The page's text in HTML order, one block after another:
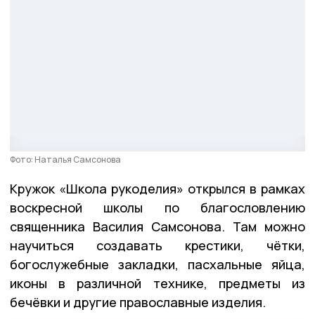
Фото: Наталья Самсонова
Кружок «Школа рукоделия» открылся в рамках
воскресной школы по благословлению
священника Василия Самсонова. Там можно
научиться создавать крестики, чётки,
богослужебные закладки, пасхальные яйца,
иконы в различной технике, предметы из
бечёвки и другие православные изделия.